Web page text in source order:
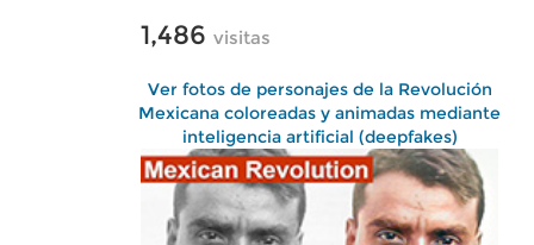
1,486 visitas
Ver fotos de personajes de la Revolución
Mexicana coloreadas y animadas mediante
inteligencia artificial (deepfakes)